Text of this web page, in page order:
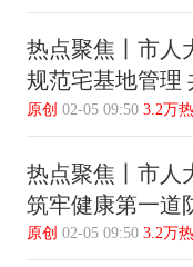
热点聚焦丨市人
规范宅基地管理
和美乡村新画卷
原创 02-05 09:50 3.2万
热点聚焦丨市人
筑牢健康第一道
设“家门口”服务
原创 02-05 09:50 3.2万